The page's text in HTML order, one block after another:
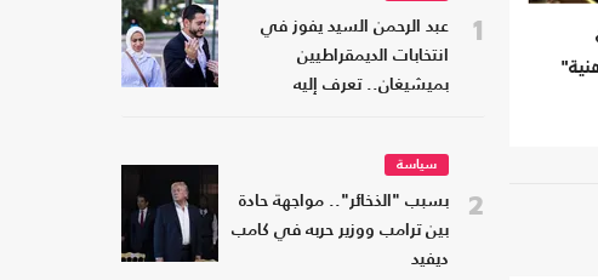
1
عبد الرحمن السيد يفوز في
انتخابات الديمقراطيين
بميشيغان.. تعرف إليه
2
سياسة
بسبب "الذخائر".. مواجهة حادة
بين ترامب ووزير حربه في كامب
ديفيد